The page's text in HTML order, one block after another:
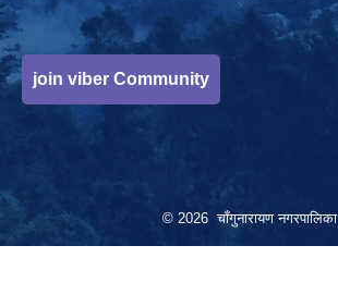
join viber Community
© 2026 चाँगुनारायण नगरपालिका